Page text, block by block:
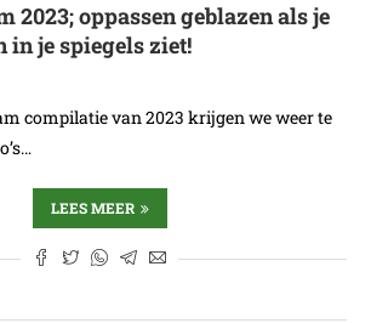
2023; oppassen geblazen als je
in je spiegels ziet!
compilatie van 2023 krijgen we weer te
LEES MEER